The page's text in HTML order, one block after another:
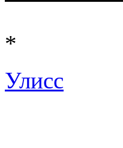
*
Улисс